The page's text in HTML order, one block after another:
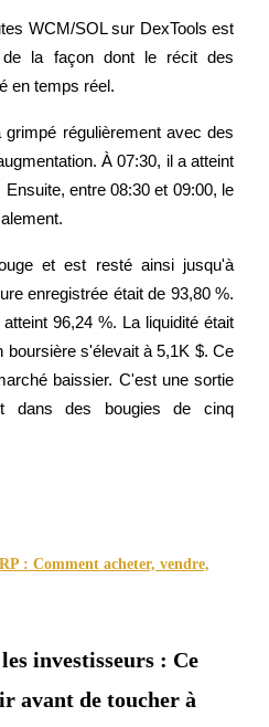
des jetons populaires
WCM/SOL sur DexTools est
de la façon dont le récit des
en temps réel.
régulièrement avec des
À 07:30, il a atteint
entre 08:30 et 09:00, le
et est resté ainsi jusqu'à
enregistrée était de 93,80 %.
96,24 %. La liquidité était
boursière s'élevait à 5,1K $. Ce
baissier. C'est une sortie
dans des bougies de cinq
: Comment acheter, vendre,
investisseurs : Ce
avant de toucher à